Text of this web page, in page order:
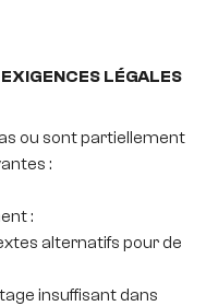
LÉGALES
ou sont partiellement
:
:
alternatifs pour de
insuffisant dans